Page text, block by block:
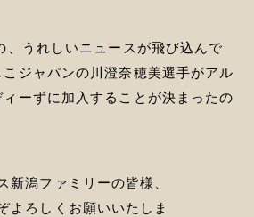
、うれしいニュースが飛び込んで
ジャパンの川澄奈穂美選手がアル
ーずに加入することが決まったの
新潟ファミリーの皆様、
よろしくお願いいたしま